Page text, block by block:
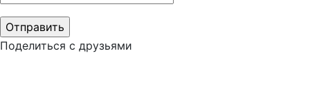
Поделиться с друзьями